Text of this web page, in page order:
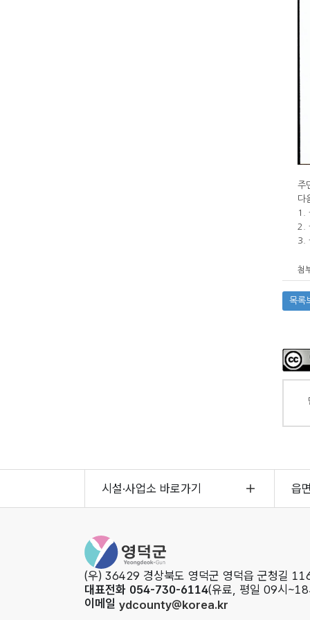
주
다
1.
2.
3.
첨
목록
시설·사업소 바로가기 읍
영덕군청
(우) 36429 경상북도 영덕군 영덕읍 군청길
대표전화 054-730-6114(유료, 평일 09시
이메일 ydcounty@korea.kr